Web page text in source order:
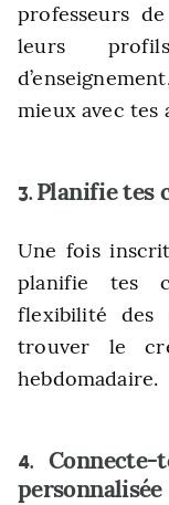
professeurs
leurs
mieux avec tes
3. Planifie tes
Une fois
planifie tes
flexibilité
trouver le
hebdomadaire.
4.
personnalisée